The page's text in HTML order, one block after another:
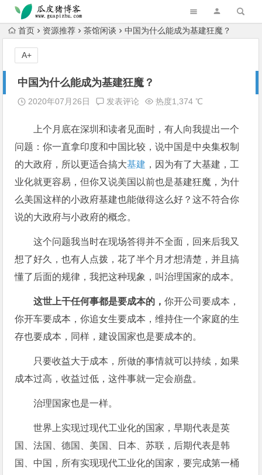
跳转到主内容
首页 资源推荐 茶馆闲谈 中国为什么能成为基建狂魔？
中国为什么能成为基建狂魔？
2020年07月26日 发表评论 热度1,374 ℃
上个月底在深圳和读者见面时，有人向我提出一个
问题：你一直拿印度和中国比较，说中国是中央集权制
的大政府，所以更适合搞大基建 ，因为有了大基建，工
业化就更容易，但你又说美国以前也是基建狂魔，为什
么美国这样的小政府基建也能做得这么好？这不符合你
说的大政府与小政府的概念。
这个问题我当时在现场答得并不全面，回来后我又
想了好久，也有人点拨，花了半个月才想清楚，并且搞
懂了后面的规律，我把这种现象，叫治理国家的成本。
这世上干任何事都是要成本的，你开公司要成本，
你开车要成本，你追女生要成本，维持住一个家庭的生
存也要成本，同样，建设国家也是要成本的。
只要收益大于成本，所做的事情就可以持续，如果
成本过高，收益过低，这件事就一定会崩盘。
治理国家也是一样。
世界上实现过现代工业化的国家，早期代表是英
国、法国、德国、美国、日本、苏联，后期代表是韩
国、中国，所有实现现代工业化的国家，要完成第一桶
A+